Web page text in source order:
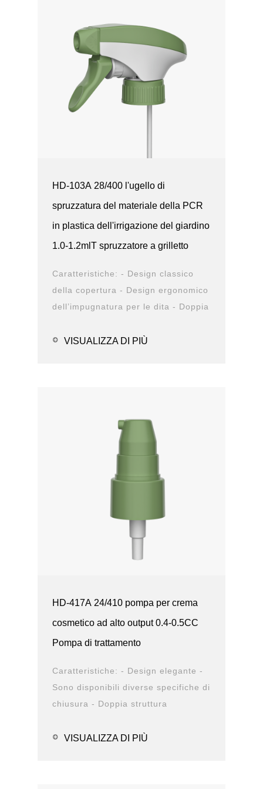
HD-103A 28/400 l'ugello di
spruzzatura del materiale della PCR
in plastica dell'irrigazione del giardino
1.0-1.2mlT spruzzatore a grilletto
Caratteristiche: - Design classico
della copertura - Design ergonomico
dell’impugnatura per le dita - Doppia
durevole -...
VISUALIZZA DI PIÙ
HD-417A 24/410 pompa per crema
cosmetico ad alto output 0.4-0.5CC
Pompa di trattamento
Caratteristiche: - Design elegante -
Sono disponibili diverse specifiche di
chiusura - Doppia struttura
Opzioni della ...
VISUALIZZA DI PIÙ